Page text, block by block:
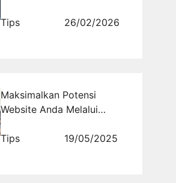
Ekonomi BUMN
Tips 26/02/2026
Maksimalkan Potensi
Website Anda Melalui
Efektif
Tips 19/05/2025